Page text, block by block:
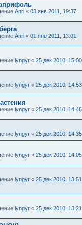
Anri « 03 янв 2011, 19:37
Anri « 01 янв 2011, 13:01
lyngyr « 25 дек 2010, 15:00
lyngyr « 25 дек 2010, 14:53
lyngyr « 25 дек 2010, 14:46
lyngyr « 25 дек 2010, 14:35
lyngyr « 25 дек 2010, 14:05
lyngyr « 25 дек 2010, 13:51
lyngyr « 25 дек 2010, 13:21